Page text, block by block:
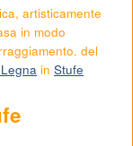
artisticamente
in modo
del
in Stufe